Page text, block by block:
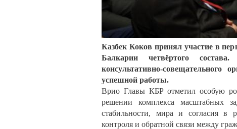
Казбек Коков принял участие в
Балкарии четвёртого состава.
консультативно-
успешной работы.
Врио Главы КБР отметил особую
решении комплекса масштабных
стабильности, мира и согласия в
контроля и обратной связи между